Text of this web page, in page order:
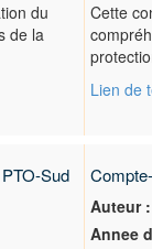
du
de la
Cette
Lien de
Sud
Auteur :
Annee